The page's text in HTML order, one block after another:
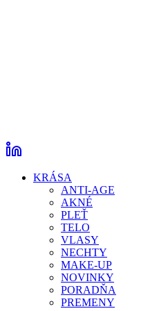
KRÁSA
ANTI-AGE
AKNÉ
PLEŤ
TELO
VLASY
NECHTY
MAKE-UP
NOVINKY
PORADŇA
PREMENY